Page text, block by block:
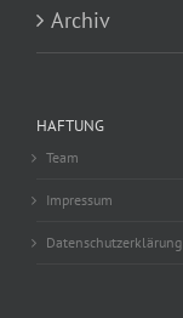
Archiv
HAFTUNG
Team
Impressum
Datenschutzerklärung